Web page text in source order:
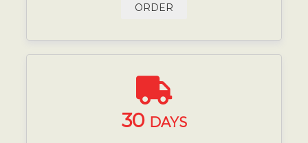
ORDER
30 DAYS